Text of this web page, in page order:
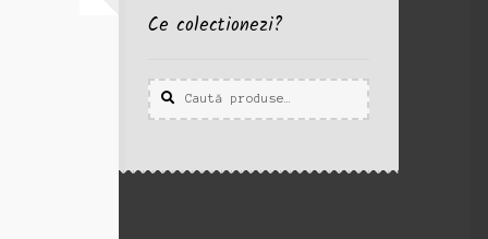
Ce colectionezi?
Caută
după:
Caută